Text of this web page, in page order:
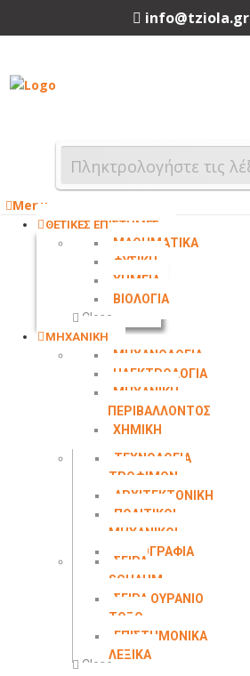
info@tziola.gr
Menu
ΘΕΤΙΚΕΣ ΕΠΙΣΤΗΜΕΣ
ΜΑΘΗΜΑΤΙΚΑ
ΦΥΣΙΚΗ
ΧΗΜΕΙΑ
ΒΙΟΛΟΓΙΑ
Close
ΜΗΧΑΝΙΚΗ
ΜΗΧΑΝΟΛΟΓΙΑ
ΗΛΕΚΤΡΟΛΟΓΙΑ
ΜΗΧΑΝΙΚΗ
ΠΕΡΙΒΑΛΛΟΝΤΟΣ
ΧΗΜΙΚΗ
ΤΕΧΝΟΛΟΓΙΑ
ΤΡΟΦΙΜΩΝ
ΑΡΧΙΤΕΚΤΟΝΙΚΗ
ΠΟΛΙΤΙΚΟΙ
ΜΗΧΑΝΙΚΟΙ
ΤΟΠΟΓΡΑΦΙΑ
ΣΕΙΡΑ
SCHAUM
ΣΕΙΡΑ ΟΥΡΑΝΙΟ
ΤΟΞΟ
ΕΠΙΣΤΗΜΟΝΙΚΑ
ΛΕΞΙΚΑ
Close